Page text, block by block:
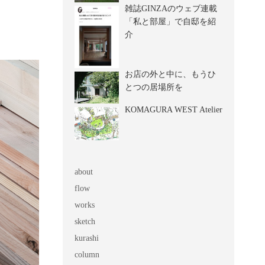
雑誌GINZAのウェブ連載
「私と部屋」で自邸を紹
介
お店の外と中に、もうひ
とつの居場所を
KOMAGURA WEST Atelier
about
flow
works
sketch
kurashi
column